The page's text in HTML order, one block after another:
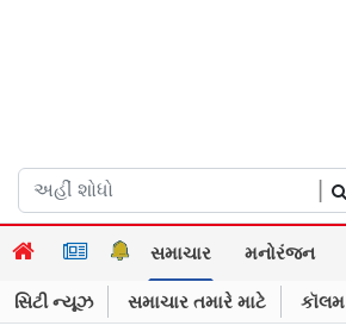
સમાચાર મનોરંજન
સિટી ન્યૂઝ સમાચાર તમારે માટે કૉલમ